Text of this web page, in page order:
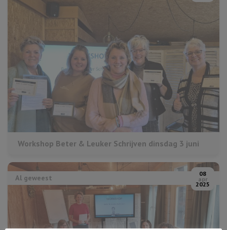
Workshop Beter & Leuker Schrijven dinsdag 3 juni
Al geweest 08
apr
2025